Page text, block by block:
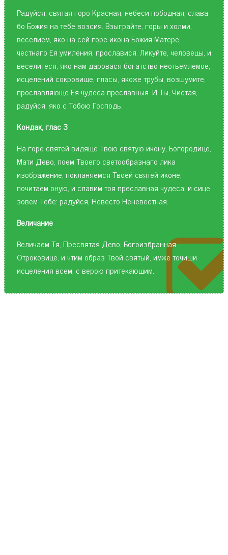
Радуйся, святая горо Красная, небеси пободная, слава
бо Божия на тебе возсия. Взыграйте, горы и холми,
веселием, яко на сей горе икона Божия Матере,
честнаго Ея умиления, прославися. Ликуйте, человецы, и
веселитеся, яко нам даровася богатство неотъемлемое,
исцелений сокровище, гласы, якоже трубы, возшумите,
прославляюще Ея чудеса преславныя. И Ты, Чистая,
радуйся, яко с Тобою Господь.
Кондак, глас 3
На горе святей видяще Твою святую икону, Богородице,
Мати Дево, поем Твоего светообразнаго лика
изображение, покланяемся Твоей святей иконе,
почитаем оную, и славим тоя преславная чудеса, и сице
зовем Тебе: радуйся, Невесто Неневестная.
Величание
Величаем Тя, Пресвятая Дево, Богоизбранная
Отроковице, и чтим образ Твой святый, имже точиши
исцеления всем, с верою притекающим.